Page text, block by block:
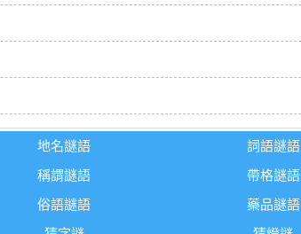
地名謎語 詞語謎語
稱謂謎語 帶格謎語
俗語謎語 藥品謎語